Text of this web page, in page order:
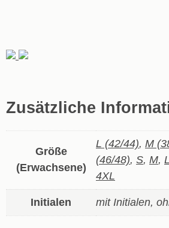
Zusätzliche
Größe
(Erwachsene)
L (42/44), M
(46/48), S, M, L
4XL
Initialen mit Initialen,